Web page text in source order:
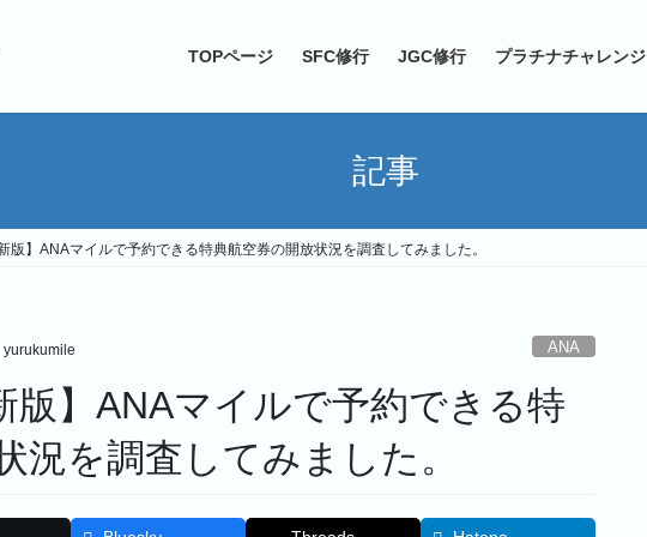
TOPページ SFC修行 JGC修行 プラチナチャレンジ
記事
版】ANAマイルで予約できる特典航空券の開放状況を調査してみました。
yurukumile ANA
版】ANAマイルで予約できる特
況を調査してみました。